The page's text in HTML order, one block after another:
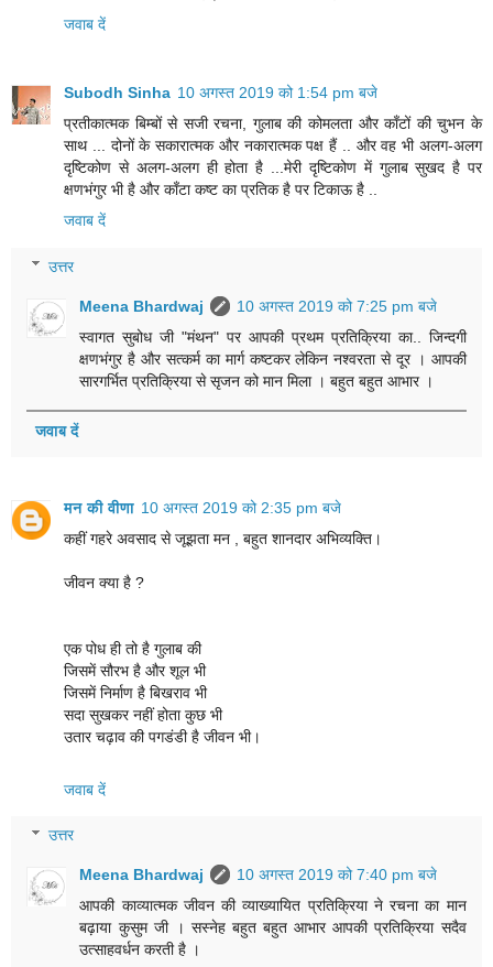
जवाब दें
Subodh Sinha 10 अगस्त 2019 को 1:54 pm बजे
प्रतीकात्मक बिम्बों से सजी रचना, गुलाब की कोमलता और काँटों की चुभन के
साथ ... दोनों के सकारात्मक और नकारात्मक पक्ष हैं .. और वह भी अलग-अलग
दृष्टिकोण से अलग-अलग ही होता है ...मेरी दृष्टिकोण में गुलाब सुखद है पर
क्षणभंगुर भी है और काँटा कष्ट का प्रतिक है पर टिकाऊ है ..
जवाब दें
उत्तर
Meena Bhardwaj
10 अगस्त 2019 को 7:25 pm बजे
स्वागत सुबोध जी "मंथन" पर आपकी प्रथम प्रतिक्रिया का.. जिन्दगी
क्षणभंगुर है और सत्कर्म का मार्ग कष्टकर लेकिन नश्वरता से दूर । आपकी
सारगर्भित प्रतिक्रिया से सृजन को मान मिला । बहुत बहुत आभार ।
जवाब दें
मन की वीणा 10 अगस्त 2019 को 2:35 pm बजे
कहीं गहरे अवसाद से जूझता मन , बहुत शानदार अभिव्यक्ति।
जीवन क्या है ?
एक पोध ही तो है गुलाब की
जिसमें सौरभ है और शूल भी
जिसमें निर्माण है बिखराव भी
सदा सुखकर नहीं होता कुछ भी
उतार चढ़ाव की पगडंडी है जीवन भी।
जवाब दें
उत्तर
Meena Bhardwaj
10 अगस्त 2019 को 7:40 pm बजे
आपकी काव्यात्मक जीवन की व्याख्यायित प्रतिक्रिया ने रचना का मान
बढ़ाया कुसुम जी । सस्नेह बहुत बहुत आभार आपकी प्रतिक्रिया सदैव
उत्साहवर्धन करती है ।